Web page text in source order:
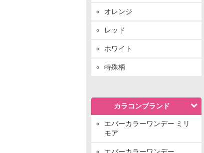
オレンジ
レッド
ホワイト
特殊柄
カラコンブランド
エバーカラーワンデー ミリ
モア
エバーカラーワンデー